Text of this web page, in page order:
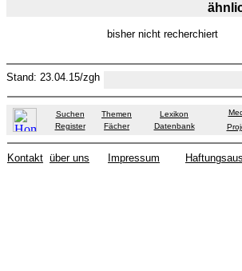
bisher nicht recherchiert
Stand: 23.04.15/zgh
Suchen Themen
Lexikon
Register
Fächer Datenbank
Kontakt über uns Impressum